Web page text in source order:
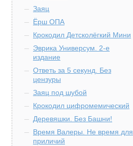
Заяц
Ёрш ОПА
Крокодил Детсколёгкий Мини
Эврика Универсум. 2-е
издание
Ответь за 5 секунд. Без
цензуры
Заяц под шубой
Крокодил цифромемический
Деревяшки. Без Башни!
Время Валеры. Не время для
приличий